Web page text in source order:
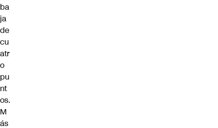
ba
ja
de
cu
atr
o
pu
nt
os.
M
ás